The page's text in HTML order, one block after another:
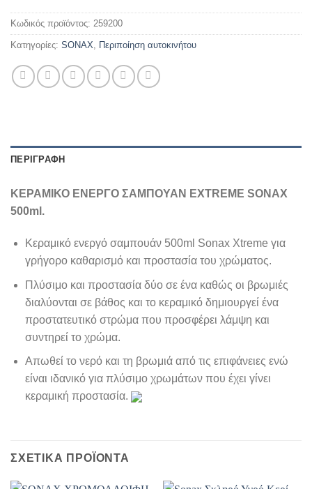
Κωδικός προϊόντος: 259200
Κατηγορίες: SONAX, Περιποίηση αυτοκινήτου
ΠΕΡΙΓΡΑΦΗ
ΚΕΡΑΜΙΚΟ ΕΝΕΡΓΟ ΣΑΜΠΟΥΑΝ EXTREME SONAX
500ml.
Κεραμικό ενεργό σαμπουάν 500ml Sonax Xtreme για
γρήγορο καθαρισμό και προστασία του χρώματος.
Πλύσιμο και προστασία δύο σε ένα καθώς οι βρωμιές
διαλύονται σε βάθος και το κεραμικό δημιουργεί ένα
προστατευτικό στρώμα που προσφέρει λάμψη και
συντηρεί το χρώμα.
Απωθεί το νερό και τη βρωμιά από τις επιφάνειες ενώ
είναι ιδανικό για πλύσιμο χρωμάτων που έχει γίνει
κεραμική προστασία.
ΣΧΕΤΙΚΑ ΠΡΟΪΟΝΤΑ